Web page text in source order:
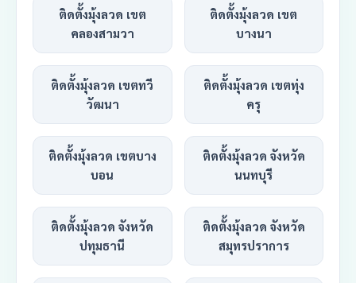
ติดตั้งมุ้งลวด เขต
คลองสามวา
ติดตั้งมุ้งลวด เขต
บางนา
ติดตั้งมุ้งลวด เขตทวี
วัฒนา
ติดตั้งมุ้งลวด เขตทุ่ง
ครุ
ติดตั้งมุ้งลวด เขตบาง
บอน
ติดตั้งมุ้งลวด จังหวัด
นนทบุรี
ติดตั้งมุ้งลวด จังหวัด
ปทุมธานี
ติดตั้งมุ้งลวด จังหวัด
สมุทรปราการ